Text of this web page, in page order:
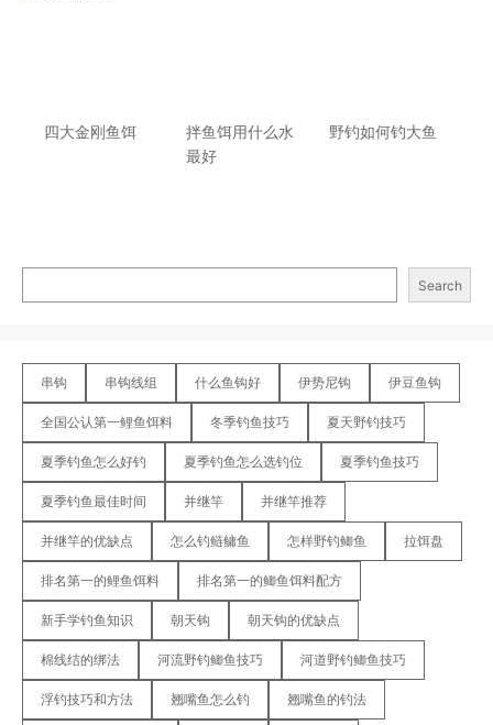
四大金刚鱼饵
拌鱼饵用什么水
最好
野钓如何钓大鱼
Search
串钩 串钩线组 什么鱼钩好 伊势尼钩 伊豆鱼钩
全国公认第一鲤鱼饵料 冬季钓鱼技巧 夏天野钓技巧
夏季钓鱼怎么好钓 夏季钓鱼怎么选钓位 夏季钓鱼技巧
夏季钓鱼最佳时间 并继竿 并继竿推荐
并继竿的优缺点 怎么钓鲢鳙鱼 怎样野钓鲫鱼 拉饵盘
排名第一的鲤鱼饵料 排名第一的鲫鱼饵料配方
新手学钓鱼知识 朝天钩 朝天钩的优缺点
棉线结的绑法 河流野钓鲫鱼技巧 河道野钓鲫鱼技巧
浮钓技巧和方法 翘嘴鱼怎么钓 翘嘴鱼的钓法